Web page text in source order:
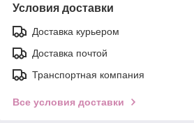
Условия доставки
Доставка курьером
Доставка почтой
Транспортная компания
Все условия доставки